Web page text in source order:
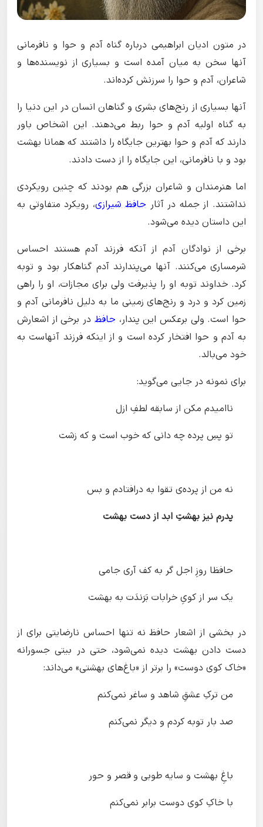
در متون ادیان ابراهیمی درباره گناه آدم و حوا و نافرمانی
آنها سخن به میان آمده است و بسیاری از نویسنده‌ها و
شاعران، آدم و حوا را سرزنش کرده‌اند‌.
آنها بسیاری از رنج‌های بشری و گناهان انسان در این دنیا را
به گناه اولیه آدم و حوا ربط می‌دهند. این اشخاص باور
دارند که آدم و حوا بهترین جایگاه را داشتند که همانا بهشت
بود و با نافرمانی، این جایگاه را از دست دادند.
اما هنرمندان و شاعران بزرگی هم بودند که چنین رویکردی
نداشتند. از جمله در آثار حافظ شیرازی، رویکرد متفاوتی به
این داستان دیده می‌شود.
برخی از نوادگان آدم از آنکه فرزند آدم هستند احساس
شرمساری می‌کنند. آنها می‌پندارند آدم گناهکار بود و توبه
کرد. خداوند توبه او را پذیرفت ولی برای مجازات، او را راهی
زمین کرد و درد و رنج‌های زمینی ما به دلیل نافرمانی آدم و
حوا است. ولی برعکس این پندار، حافظدر برخی از اشعارش
به آدم و حوا افتخار کرده است و از اینکه فرزند آنهاست به
خود می‌بالد.
برای نمونه در جایی می‌گوید:
ناامیدم مکن از سابقه لطفِ ازل
تو پسِ پرده چه دانی که خوب است و که زشت
نه من از پرده‌ی تقوا به درافتادم و بس
پدرم نیز بهشتِ ابد از دست بهشت
حافظا روزِ اجل گر به کف آری جامی
یک سر از کویِ خرابات بَرَندَت به بهشت
در بخشی از اشعار حافظ نه تنها احساس نارضایتی برای از
دست دادن بهشت دیده نمی‌شود، حتی در بیتی جسورانه
«خاک کوی دوست» را برتر از «باغ‌های بهشتی» می‌داند:
من ترکِ عشقِ شاهد و ساغر نمی‌کنم
صد بار توبه کردم و دیگر نمی‌کنم
باغِ بهشت و سایه طوبی و قصر و حور
با خاکِ کوی دوست برابر نمی‌کنم